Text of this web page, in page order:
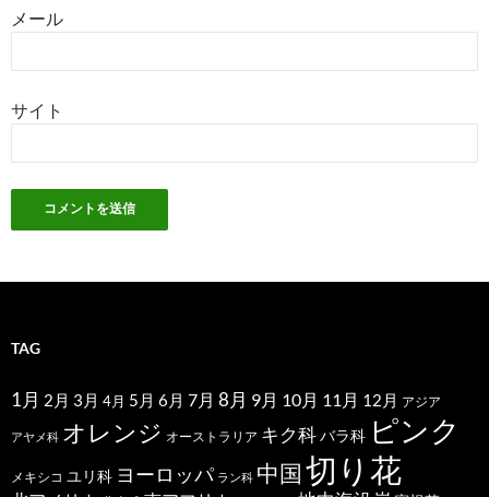
メール
サイト
TAG
1月 2月 3月 4月 5月 6月 7月 8月 9月 10月 11月 12月 アジア
アヤメ科 オレンジ オーストラリア キク科バラ科 ピンク
メキシコ ユリ科 ヨーロッパ ラン科 中国切り花